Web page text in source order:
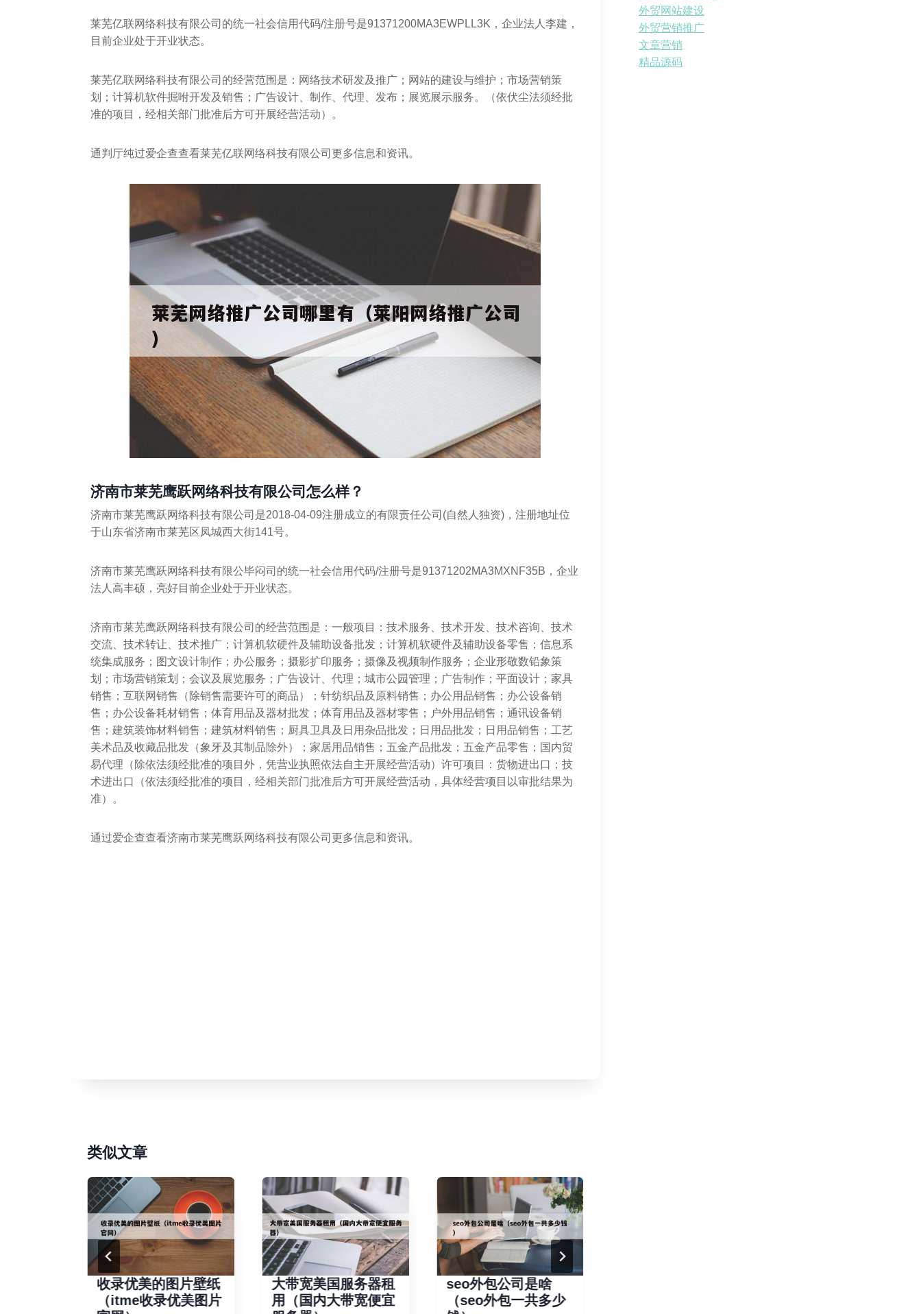
莱芜亿联网络科技有限公司的统一社会信用代码/注册号是91371200MA3EWPLL3K，企业法人李建，
目前企业处于开业状态。
莱芜亿联网络科技有限公司的经营范围是：网络技术研发及推广；网站的建设与维护；市场营销策
划；计算机软件掘咐开发及销售；广告设计、制作、代理、发布；展览展示服务。（依伏尘法须经批
准的项目，经相关部门批准后方可开展经营活动）。
通判厅纯过爱企查查看莱芜亿联网络科技有限公司更多信息和资讯。
济南市莱芜鹰跃网络科技有限公司怎么样？
济南市莱芜鹰跃网络科技有限公司是2018-04-09注册成立的有限责任公司(自然人独资)，注册地址位
于山东省济南市莱芜区凤城西大街141号。
济南市莱芜鹰跃网络科技有限公毕闷司的统一社会信用代码/注册号是91371202MA3MXNF35B，企业
法人高丰硕，亮好目前企业处于开业状态。
济南市莱芜鹰跃网络科技有限公司的经营范围是：一般项目：技术服务、技术开发、技术咨询、技术
交流、技术转让、技术推广；计算机软硬件及辅助设备批发；计算机软硬件及辅助设备零售；信息系
统集成服务；图文设计制作；办公服务；摄影扩印服务；摄像及视频制作服务；企业形敬数铅象策
划；市场营销策划；会议及展览服务；广告设计、代理；城市公园管理；广告制作；平面设计；家具
销售；互联网销售（除销售需要许可的商品）；针纺织品及原料销售；办公用品销售；办公设备销
售；办公设备耗材销售；体育用品及器材批发；体育用品及器材零售；户外用品销售；通讯设备销
售；建筑装饰材料销售；建筑材料销售；厨具卫具及日用杂品批发；日用品批发；日用品销售；工艺
美术品及收藏品批发（象牙及其制品除外）；家居用品销售；五金产品批发；五金产品零售；国内贸
易代理（除依法须经批准的项目外，凭营业执照依法自主开展经营活动）许可项目：货物进出口；技
术进出口（依法须经批准的项目，经相关部门批准后方可开展经营活动，具体经营项目以审批结果为
准）。
通过爱企查查看济南市莱芜鹰跃网络科技有限公司更多信息和资讯。
类似文章
收录优美的图片壁纸
（itme收录优美图片
大带宽美国服务器租
用（国内大带宽便宜
seo外包公司是啥
（seo外包一共多少
外贸网站建设
外贸营销推广
文章营销
精品源码